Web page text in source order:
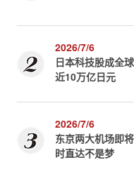
2026/7/6
日本科技股成全
近10万亿日元
2026/7/6
东京两大机场即
时直达不是梦